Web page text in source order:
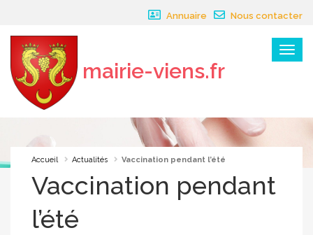
Annuaire Nous contacter
Menu
mairie-viens.fr
×
Accueil Actualités Vaccination pendant l’été
Vaccination pendant
l’été
Panneau de gestion des cookies